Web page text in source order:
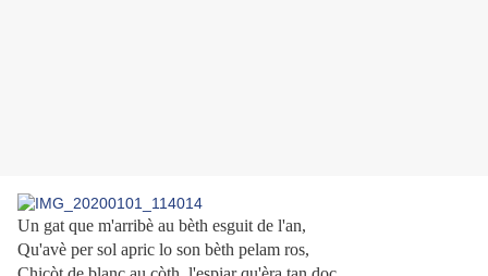
Un gat que m'arribè au bèth esguit de l'an,
Qu'avè per sol apric lo son bèth pelam ros,